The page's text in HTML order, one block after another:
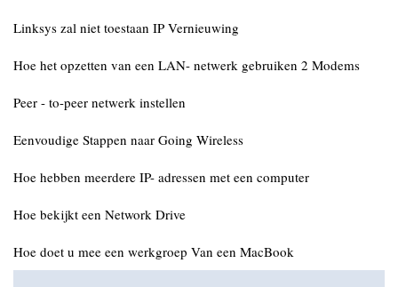
Linksys zal niet toestaan ​​IP Vernieuwing
Hoe het opzetten van een LAN- netwerk gebruiken 2 Modems
Peer - to-peer netwerk instellen
Eenvoudige Stappen naar Going Wireless
Hoe hebben meerdere IP- adressen met een computer
Hoe bekijkt een Network Drive
Hoe doet u mee een werkgroep Van een MacBook